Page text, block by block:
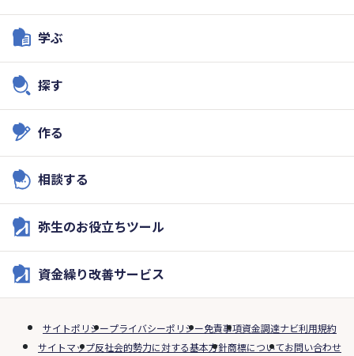
学ぶ
探す
作る
相談する
弥生のお役立ちツール
資金繰り改善サービス
サイトポリシープライバシーポリシー免責事項資金調達ナビ利用規約
サイトマップ反社会的勢力に対する基本方針商標についてお問い合わせ